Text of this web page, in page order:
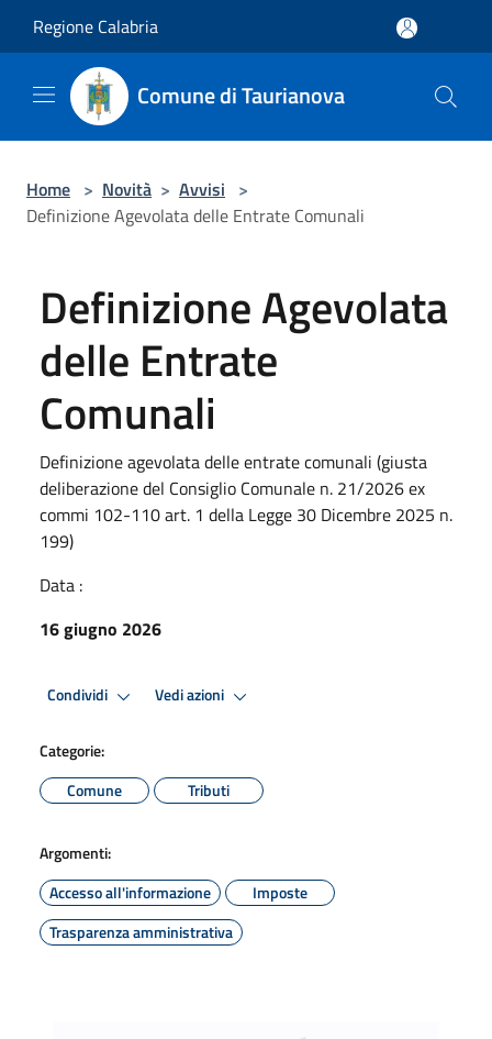
Regione Calabria
Comune di Taurianova
Home > Novità > Avvisi >
Definizione Agevolata delle Entrate Comunali
Definizione Agevolata
delle Entrate
Comunali
Definizione agevolata delle entrate comunali (giusta
deliberazione del Consiglio Comunale n. 21/2026 ex
commi 102-110 art. 1 della Legge 30 Dicembre 2025 n.
199)
Data :
16 giugno 2026
Condividi Vedi azioni
Categorie:
Comune
Tributi
Argomenti:
Accesso all'informazione
Imposte
Trasparenza amministrativa